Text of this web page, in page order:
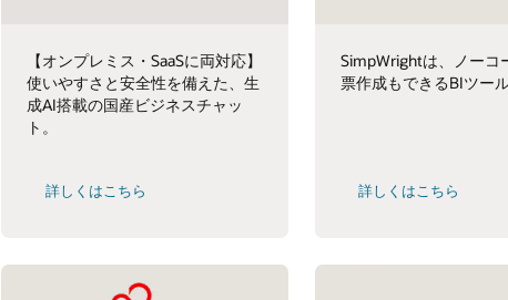
【オンプレミス・SaaSに両対応】
使いやすさと安全性を備えた、生
成AI搭載の国産ビジネスチャッ
ト。
詳しくはこちら
SimpWrightは、ノーコ
票作成もできるBIツール
詳しくはこちら